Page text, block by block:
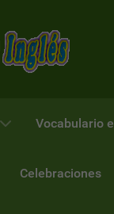
Vocabulario
Celebraciones